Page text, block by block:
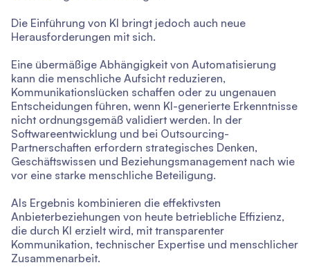
Die Einführung von KI bringt jedoch auch neue
Herausforderungen mit sich.
Eine übermäßige Abhängigkeit von Automatisierung
kann die menschliche Aufsicht reduzieren,
Kommunikationslücken schaffen oder zu ungenauen
Entscheidungen führen, wenn KI-generierte Erkenntnisse
nicht ordnungsgemäß validiert werden. In der
Softwareentwicklung und bei Outsourcing-
Partnerschaften erfordern strategisches Denken,
Geschäftswissen und Beziehungsmanagement nach wie
vor eine starke menschliche Beteiligung.
Als Ergebnis kombinieren die effektivsten
Anbieterbeziehungen von heute betriebliche Effizienz,
die durch KI erzielt wird, mit transparenter
Kommunikation, technischer Expertise und menschlicher
Zusammenarbeit.